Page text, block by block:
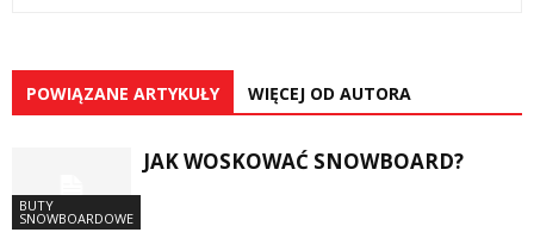
POWIĄZANE ARTYKUŁY WIĘCEJ OD AUTORA
BUTY
SNOWBOARDOWE
JAK WOSKOWAĆ SNOWBOARD?